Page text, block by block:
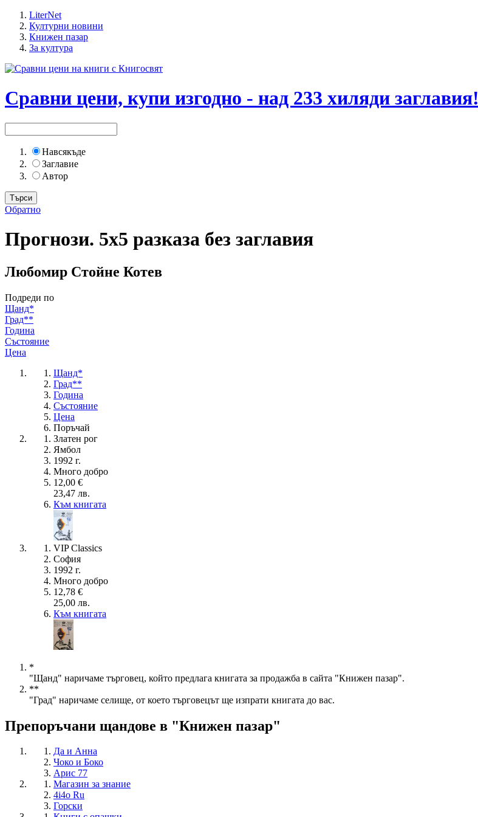
LiterNet
Културни новини
Книжен пазар
За култура
Сравни цени, купи изгодно - над 233 хиляди заглавия!
Навсякъде
Заглавие
Автор
Обратно
Прогнози. 5х5 разказа без заглавия
Любомир Стойне Котев
Подреди по
Щанд*
Град**
Година
Състояние
Цена
Щанд*
Град**
Година
Състояние
Цена
Поръчай
Златен рог
Ямбол
1992 г.
Много добро
12,00 €
23,47 лв.
Към книгата
VIP Classics
София
1992 г.
Много добро
12,78 €
25,00 лв.
Към книгата
*
"Щанд" наричаме търговец, който предлага книгата за продажба в сайта "Книжен пазар".
**
"Град" наричаме селище, от което търговецът ще изпрати книгата до вас.
Препоръчани щандове в "Книжен пазар"
Да и Анна
Чоко и Боко
Арис 77
Магазин за знание
4i4o Ru
Горски